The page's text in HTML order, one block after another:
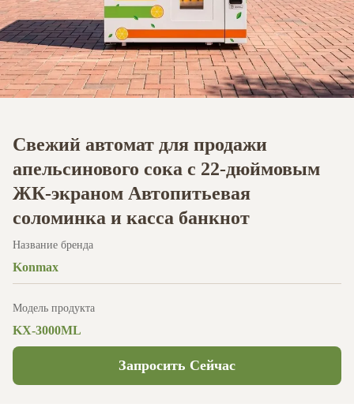
Свежий автомат для продажи
апельсинового сока с 22-дюймовым
ЖК-экраном Автопитьевая
соломинка и касса банкнот
Название бренда
Konmax
Модель продукта
KX-3000ML
Запросить Сейчас